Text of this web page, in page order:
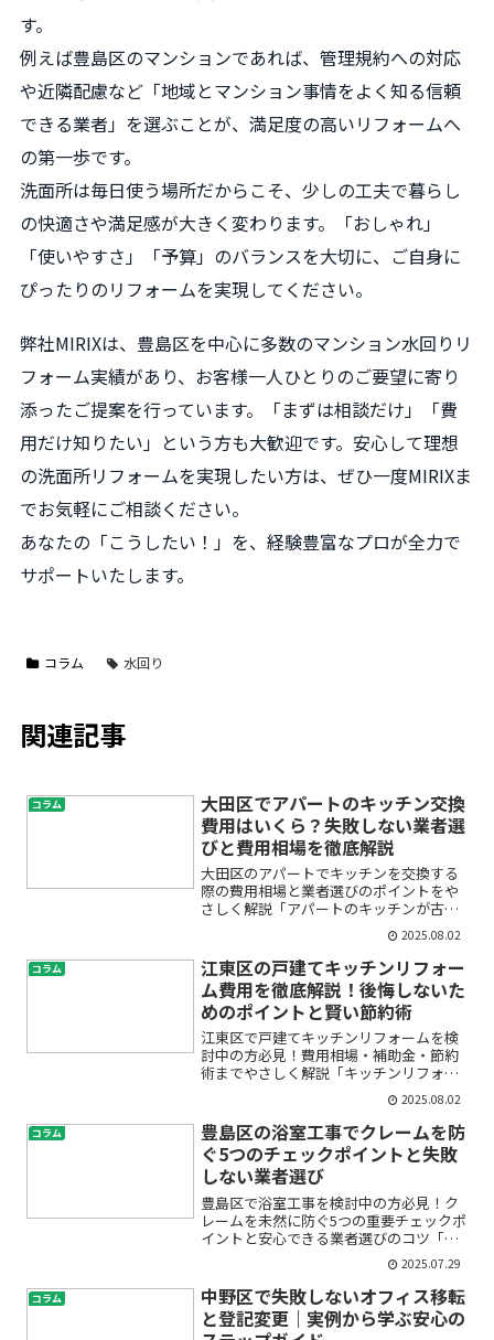
す。
例えば豊島区のマンションであれば、管理規約への対応
や近隣配慮など「地域とマンション事情をよく知る信頼
できる業者」を選ぶことが、満足度の高いリフォームへ
の第一歩です。
洗面所は毎日使う場所だからこそ、少しの工夫で暮らし
の快適さや満足感が大きく変わります。「おしゃれ」
「使いやすさ」「予算」のバランスを大切に、ご自身に
ぴったりのリフォームを実現してください。
弊社MIRIXは、豊島区を中心に多数のマンション水回りリ
フォーム実績があり、お客様一人ひとりのご要望に寄り
添ったご提案を行っています。「まずは相談だけ」「費
用だけ知りたい」という方も大歓迎です。安心して理想
の洗面所リフォームを実現したい方は、ぜひ一度MIRIXま
でお気軽にご相談ください。
あなたの「こうしたい！」を、経験豊富なプロが全力で
サポートいたします。
コラム 水回り
関連記事
コラム
大田区でアパートのキッチン交換
費用はいくら？失敗しない業者選
びと費用相場を徹底解説
大田区のアパートでキッチンを交換する
際の費用相場と業者選びのポイントをや
さしく解説「アパートのキッチンが古く
て使いづらい」「リフォームを考えてい
るけど、費用や業者選びがわからなくて
不安」――そんな悩みを抱えていません
か？特に大田区でアパート...
2025.08.02
コラム
江東区の戸建てキッチンリフォー
ム費用を徹底解説！後悔しないた
めのポイントと賢い節約術
江東区で戸建てキッチンリフォームを検
討中の方必見！費用相場・補助金・節約
術までやさしく解説「キッチンリフォー
ムがしたいけど、いったい費用はいくら
かかるんだろう？」「見積もりの見方が
わからなくて不安…」「江東区で使える
補助金はあるの？」——そ...
2025.08.02
コラム
豊島区の浴室工事でクレームを防
ぐ5つのチェックポイントと失敗
しない業者選び
豊島区で浴室工事を検討中の方必見！ク
レームを未然に防ぐ5つの重要チェックポ
イントと安心できる業者選びのコツ「浴
室のリフォームや修理を考えているけ
ど、トラブルやクレームが心配…」「ど
んな業者を選べば安心できるの？」――
そんな不安や疑問をお持ち...
2025.07.29
コラム
中野区で失敗しないオフィス移転
と登記変更｜実例から学ぶ安心の